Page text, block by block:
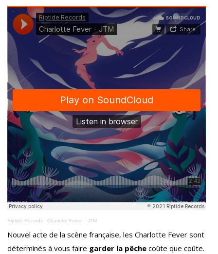
Riptide Records · Charlotte Fever – JTM
Nouvel acte de la scène française, les Charlotte Fever sont
déterminés à vous faire garder la pêche coûte que coûte.